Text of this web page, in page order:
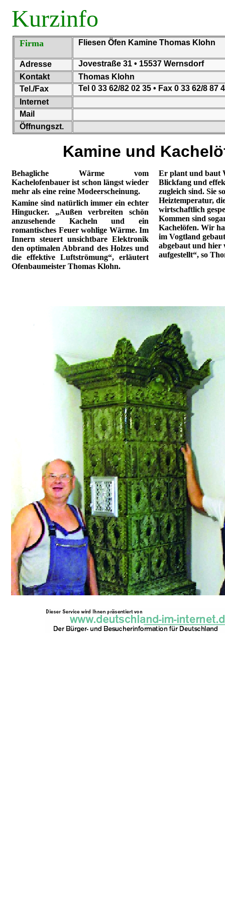
Kurzinfo
Firma Fliesen Öfen Kamine Thomas Klohn
Adresse
Jovestraße 31 • 15537 Wernsdorf
Kontakt
Thomas Klohn
Tel./Fax
Tel 0 33 62/82 02 35 • Fax 0 33 62/8 87
Internet
Mail
Öffnungszt.
Kamine und
Behagliche Wärme vom
Kachelofenbauer ist schon längst wieder
mehr als eine reine Modeerscheinung.
Kamine sind natürlich immer ein echter
Hingucker. „Außen verbreiten schön
anzusehende Kacheln und ein
romantisches Feuer wohlige Wärme. Im
Innern steuert unsichtbare Elektronik
den optimalen Abbrand des Holzes und
die effektive Luftströmung“, erläutert
Ofenbaumeister Thomas Klohn.
Er plant und baut
Blickfang und
zugleich sind. Sie
Heiztemperatur,
wirtschaftlich
Kommen sind
Kachelöfen. Wir
im Vogtland
abgebaut und hier
aufgestellt“, so